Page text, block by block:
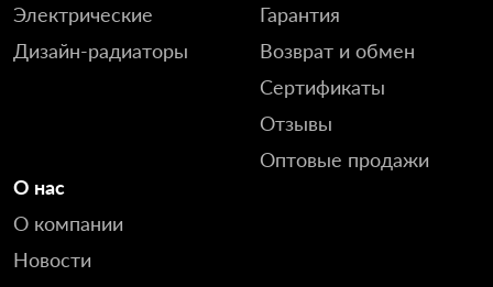
Электрические
Дизайн-радиаторы
Гарантия
Возврат и обмен
Сертификаты
Отзывы
Оптовые продажи
О нас
О компании
Новости